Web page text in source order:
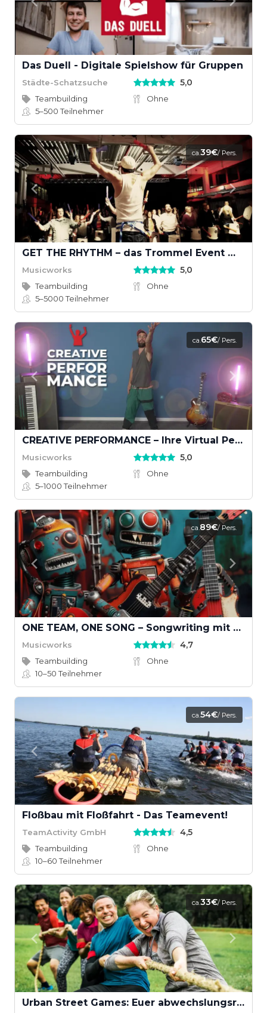
Das Duell - Digitale Spielshow für Gruppen
Städte-Schatzsuche 5,0
Teambuilding
Ohne
5–500Teilnehmer
ca.39€/ Pers.
GET THE RHYTHM – das Trommel Event mit Groove
Musicworks 5,0
Teambuilding
Ohne
5–5000Teilnehmer
ca.65€/ Pers.
CREATIVE PERFORMANCE – Ihre Virtual Performance mit Musikvideodreh
Musicworks 5,0
Teambuilding
Ohne
5–1000Teilnehmer
ca.89€/ Pers.
ONE TEAM, ONE SONG – Songwriting mit KI und echten Instrumenten
Musicworks 4,7
Teambuilding
Ohne
10–50Teilnehmer
ca.54€/ Pers.
Floßbau mit Floßfahrt - Das Teamevent!
TeamActivity GmbH 4,5
Teambuilding
Ohne
10–60Teilnehmer
ca.33€/ Pers.
Urban Street Games: Euer abwechslungsreiches Teamevent